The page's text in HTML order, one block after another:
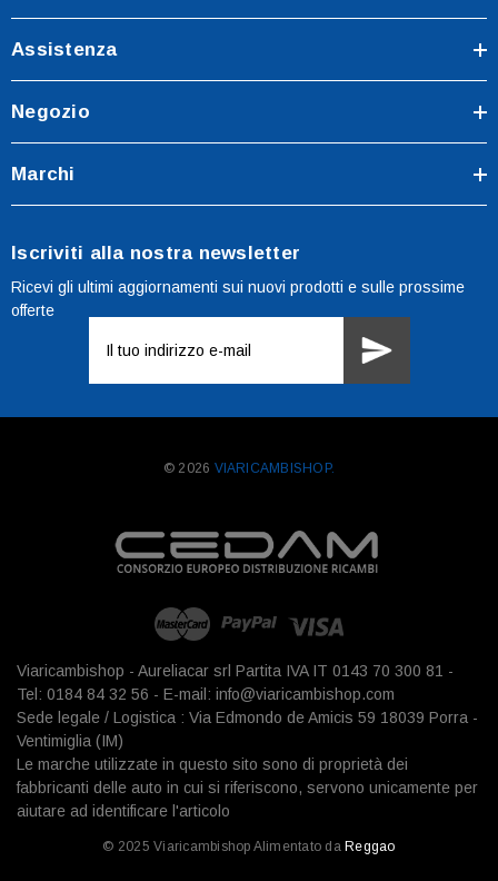
Assistenza
Negozio
Marchi
Iscriviti alla nostra newsletter
Ricevi gli ultimi aggiornamenti sui nuovi prodotti e sulle prossime
offerte
mail
© 2026 VIARICAMBISHOP.
Viaricambishop - Aureliacar srl Partita IVA IT 0143 70 300 81 -
Tel: 0184 84 32 56 - E-mail: info@viaricambishop.com
Sede legale / Logistica : Via Edmondo de Amicis 59 18039 Porra -
Ventimiglia (IM)
Le marche utilizzate in questo sito sono di proprietà dei
fabbricanti delle auto in cui si riferiscono, servono unicamente per
aiutare ad identificare l'articolo
© 2025 Viaricambishop Alimentato daReggao